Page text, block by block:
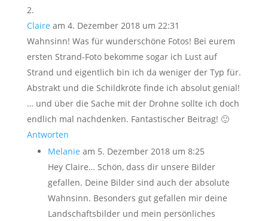
Claire am 4. Dezember 2018 um 22:31
Wahnsinn! Was für wunderschöne Fotos! Bei eurem
ersten Strand-Foto bekomme sogar ich Lust auf
Strand und eigentlich bin ich da weniger der Typ für.
Abstrakt und die Schildkröte finde ich absolut genial!
… und über die Sache mit der Drohne sollte ich doch
endlich mal nachdenken. Fantastischer Beitrag! 🙂
Antworten
Melanie am 5. Dezember 2018 um 8:25
Hey Claire… Schön, dass dir unsere Bilder
gefallen. Deine Bilder sind auch der absolute
Wahnsinn. Besonders gut gefallen mir deine
Landschaftsbilder und mein persönliches